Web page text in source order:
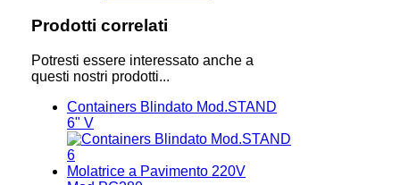
Prodotti correlati
Potresti essere interessato anche a
questi nostri prodotti...
Containers Blindato Mod.STAND
6" V
Molatrice a Pavimento 220V